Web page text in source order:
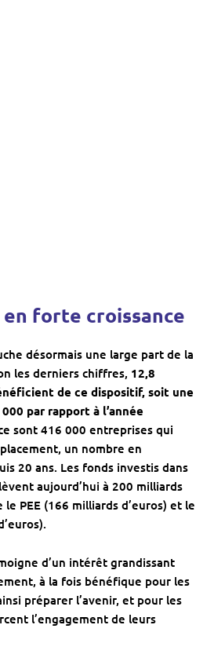
forte croissance
désormais une large part de la
les derniers chiffres, 12,8
de ce dispositif, soit une
par rapport à l’année
sont 416 000 entreprises qui
un nombre en
20 ans. Les fonds investis dans
aujourd’hui à 200 milliards
PEE (166 milliards d’euros) et le
d’un intérêt grandissant
à la fois bénéfique pour les
préparer l’avenir, et pour les
l’engagement de leurs